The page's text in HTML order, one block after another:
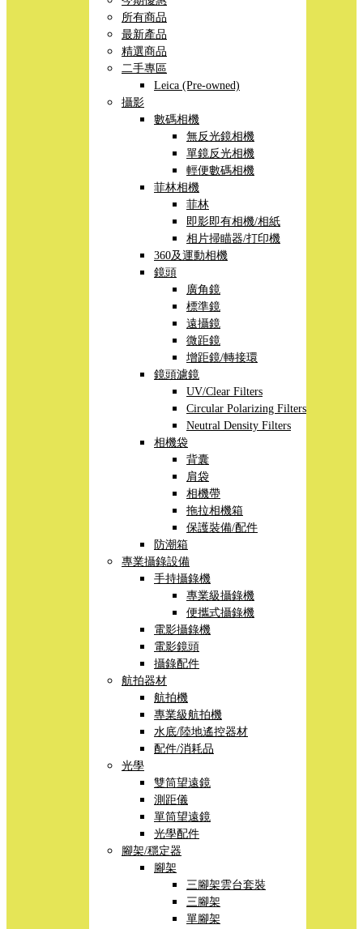
所有商品
最新產品
精選商品
二手專區
Leica (Pre-owned)
攝影
數碼相機
無反光鏡相機
單鏡反光相機
輕便數碼相機
菲林相機
菲林
即影即有相機/相紙
相片掃瞄器/打印機
360及運動相機
鏡頭
廣角鏡
標準鏡
遠攝鏡
微距鏡
增距鏡/轉接環
鏡頭濾鏡
UV/Clear Filters
Circular Polarizing Filters
Neutral Density Filters
相機袋
背囊
肩袋
相機帶
拖拉相機箱
保護裝備/配件
防潮箱
專業攝錄設備
手持攝錄機
專業級攝錄機
便攜式攝錄機
電影攝錄機
電影鏡頭
攝錄配件
航拍器材
航拍機
專業級航拍機
水底/陸地遙控器材
配件/消耗品
光學
雙筒望遠鏡
測距儀
單筒望遠鏡
光學配件
腳架/穩定器
腳架
三腳架雲台套裝
三腳架
單腳架